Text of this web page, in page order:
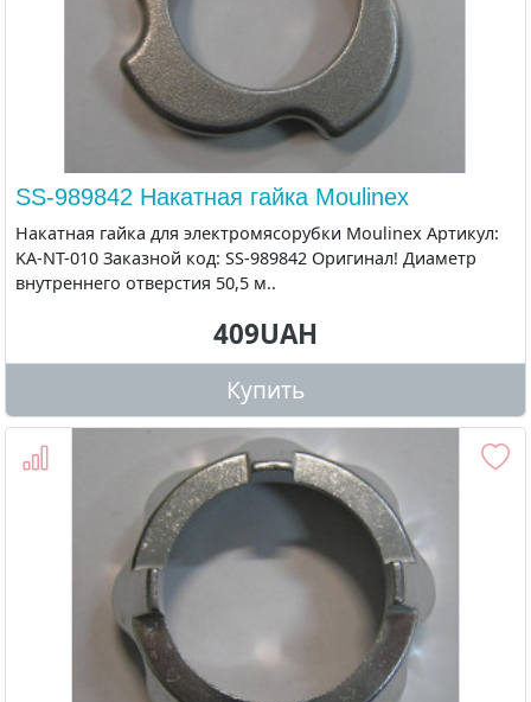
SS-989842 Накатная гайка Moulinex
Накатная гайка для электромясорубки Moulinex Артикул:
KA-NT-010 Заказной код: SS-989842 Оригинал! Диаметр
внутреннего отверстия 50,5 м..
409UAH
Купить